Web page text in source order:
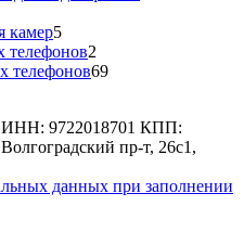
камер55
товаров
телефонов2
товара
телефонов6969
9722018701 КПП:
пр-т, 26с1,
данных при заполнении